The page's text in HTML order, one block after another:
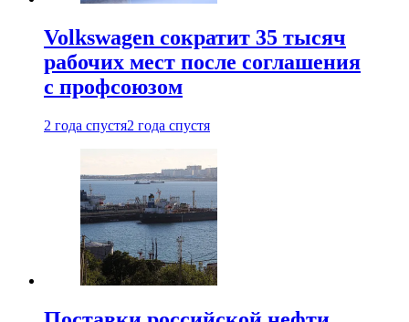
Volkswagen сократит 35 тысяч
рабочих мест после соглашения
с профсоюзом
2 года спустя2 года спустя